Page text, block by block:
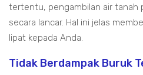
tertentu, pengambilan air tanah
secara lancar. Hal ini jelas
lipat kepada Anda.
Tidak Berdampak Buruk